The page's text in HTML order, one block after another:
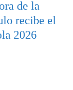
de la
recibe el
2026